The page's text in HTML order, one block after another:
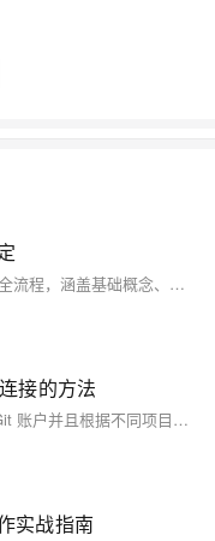
本文系统介绍了Git从安装配置到远程协作的全流程，涵盖基础概念、常用命令、分支管理、冲突解决及Gitee实战操作，助你高效掌握代码版本控制与团队协作技巧。
接的方法
通过以上步駟设置后, 您可以轻松管理多個 Git 账户并且根据不同项目需求切换 SSH 密匙进行版本控制操作。
实战指南